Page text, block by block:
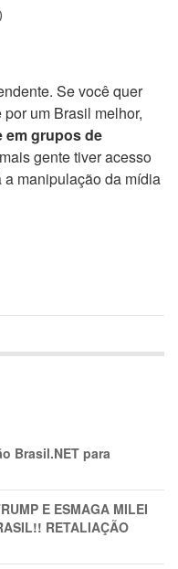
Se você quer
um Brasil melhor,
em grupos de
gente tiver acesso
a manipulação da mídia
Brasil.NET para
E ESMAGA MILEI
RETALIAÇÃO